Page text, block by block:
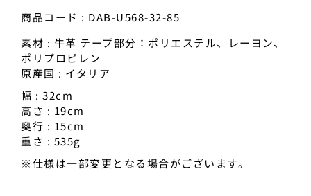
商品コード : DAB-U568-32-85
素材 : 牛革 テープ部分：ポリエステル、レーヨン、
ポリプロピレン
原産国 : イタリア
幅 : 32cm
高さ : 19cm
奥行 : 15cm
重さ : 535g
※仕様は一部変更となる場合がございます。